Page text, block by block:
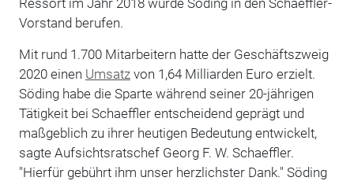
Vorstand berufen.
Mit rund 1.700 Mitarbeitern hatte der Geschäftszweig
2020 einen Umsatzvon 1,64 Milliarden Euro erzielt.
Söding habe die Sparte während seiner 20-jährigen
Tätigkeit bei Schaeffler entscheidend geprägt und
maßgeblich zu ihrer heutigen Bedeutung entwickelt,
sagte Aufsichtsratschef Georg F. W. Schaeffler.
"Hierfür gebührt ihm unser herzlichster Dank." Söding